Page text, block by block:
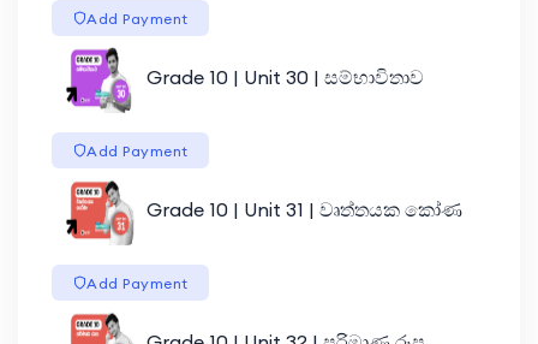
Add Payment
Grade 10 | Unit 30 | සම්භාවිතාව
Add Payment
Grade 10 | Unit 31 | වෘත්තයක කෝණ
Add Payment